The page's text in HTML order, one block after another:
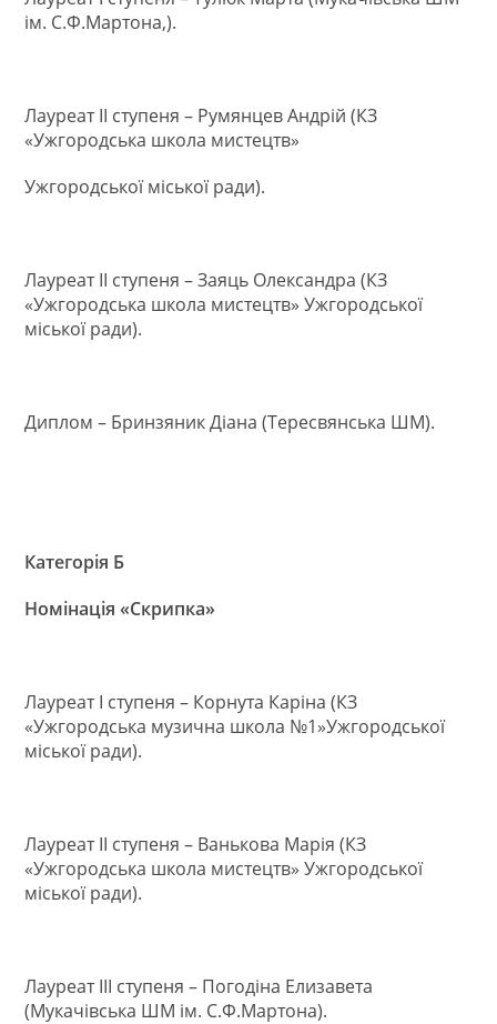
ім. С.Ф.Мартона,).
Лауреат ІІ ступеня – Румянцев Андрій (КЗ
«Ужгородська школа мистецтв»
Ужгородської міської ради).
Лауреат ІІ ступеня – Заяць Олександра (КЗ
«Ужгородська школа мистецтв» Ужгородської
міської ради).
Диплом – Бринзяник Діана (Тересвянська ШМ).
Категорія Б
Номінація «Скрипка»
Лауреат І ступеня – Корнута Каріна (КЗ
«Ужгородська музична школа №1»Ужгородської
міської ради).
Лауреат ІІ ступеня – Ванькова Марія (КЗ
«Ужгородська школа мистецтв» Ужгородської
міської ради).
Лауреат ІІІ ступеня – Погодіна Елизавета
(Мукачівська ШМ ім. С.Ф.Мартона).